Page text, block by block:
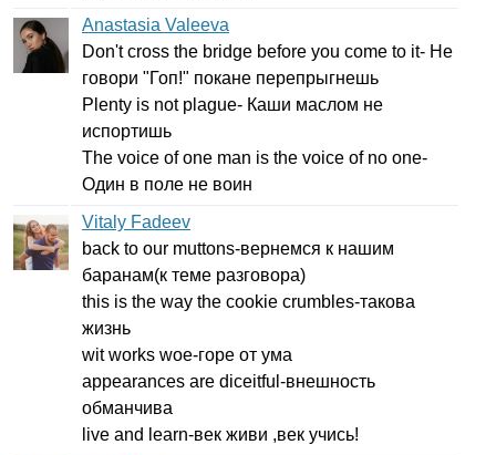
Anastasia Valeeva
Don't cross the bridge before you come to it- Не
говори "Гоп!" покане перепрыгнешь
Plenty is not plague- Каши маслом не
испортишь
The voice of one man is the voice of no one-
Один в поле не воин
Vitaly Fadeev
back to our muttons-вернемся к нашим
баранам(к теме разговора)
this is the way the cookie crumbles-такова
жизнь
wit works woe-горе от ума
appearances are diceitful-внешность
обманчива
live and learn-век живи ,век учись!